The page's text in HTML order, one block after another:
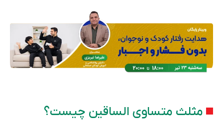
مثلث متساوی الساقین چیست؟